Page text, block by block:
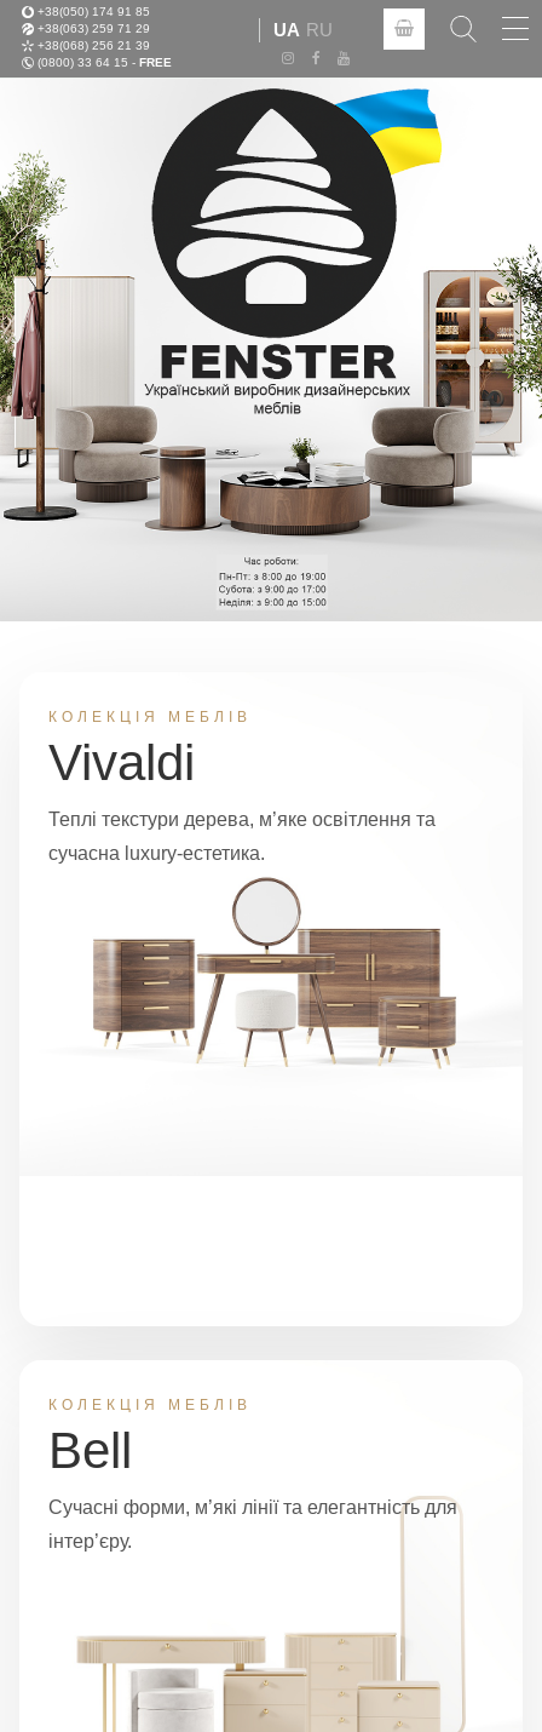
+38(050) 174 91 85
+38(063) 259 71 29
+38(068) 256 21 39
(0800) 33 64 15 - FREE
UA RU
КОЛЕКЦІЯ МЕБЛІВ
Vivaldi
Теплі текстури дерева, м’яке освітлення та
сучасна luxury-естетика.
КОЛЕКЦІЯ МЕБЛІВ
Bell
Сучасні форми, м’які лінії та елегантність для
інтер’єру.